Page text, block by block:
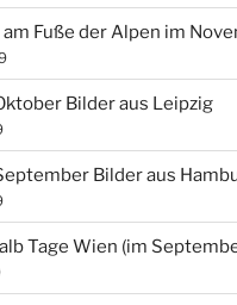
Fuße der Alpen im
Bilder aus Leipzig
Bilder aus
Tage Wien (im